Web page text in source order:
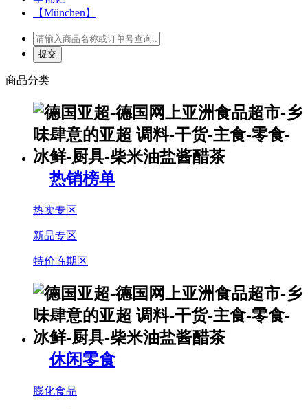
【München】
商品分类
热销榜单
热卖专区
新品专区
特价临期区
休闲零食
膨化食品